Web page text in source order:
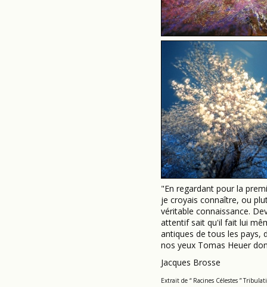
"En regardant pour la
je croyais connaître, ou
véritable connaissance.
attentif sait qu'il fait lui
antiques de tous les pays,
nos yeux Tomas Heuer
Jacques Brosse
Extrait de “ Racines Célestes ”